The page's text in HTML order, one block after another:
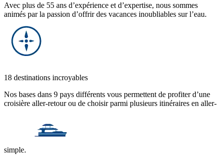
Avec plus de 55 ans d’expérience et d’expertise, nous sommes
animés par la passion d’offrir des vacances inoubliables sur l’eau.
18 destinations incroyables
Nos bases dans 9 pays différents vous permettent de profiter d’une
croisière aller-retour ou de choisir parmi plusieurs itinéraires en aller-
simple.